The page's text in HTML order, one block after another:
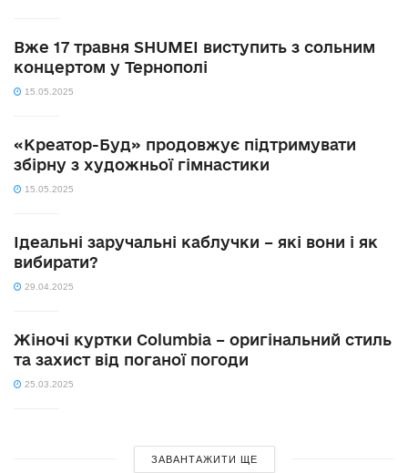
Вже 17 травня SHUMEI виступить з сольним
концертом у Тернополі
15.05.2025
«Креатор-Буд» продовжує підтримувати
збірну з художньої гімнастики
15.05.2025
Ідеальні заручальні каблучки – які вони і як
вибирати?
29.04.2025
Жіночі куртки Columbia – оригінальний стиль
та захист від поганої погоди
25.03.2025
ЗАВАНТАЖИТИ ЩЕ